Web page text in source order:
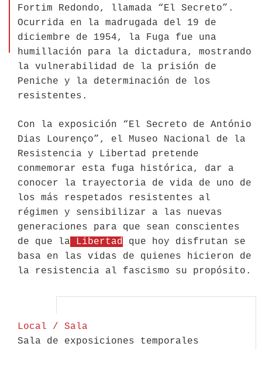
Fortim Redondo, llamada “El Secreto”.
Ocurrida en la madrugada del 19 de
diciembre de 1954, la Fuga fue una
humillación para la dictadura, mostrando
la vulnerabilidad de la prisión de
Peniche y la determinación de los
resistentes.
Con la exposición “El Secreto de António
Dias Lourenço”, el Museo Nacional de la
Resistencia y Libertad pretende
conmemorar esta fuga histórica, dar a
conocer la trayectoria de vida de uno de
los más respetados resistentes al
régimen y sensibilizar a las nuevas
generaciones para que sean conscientes
de que la Libertad que hoy disfrutan se
basa en las vidas de quienes hicieron de
la resistencia al fascismo su propósito.
Local / Sala
Sala de exposiciones temporales